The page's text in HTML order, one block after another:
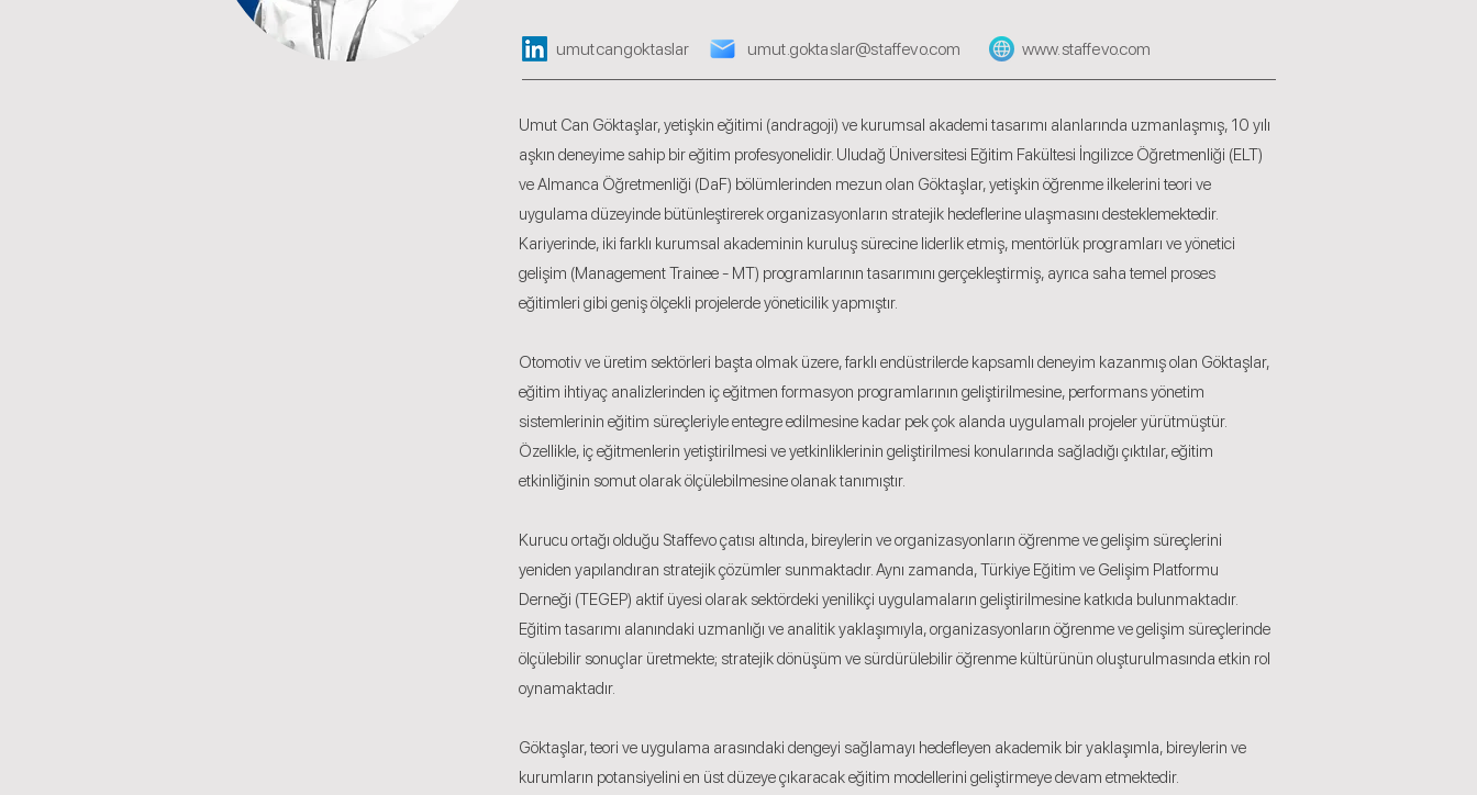
umutcangoktaslar umut.goktaslar@staffevo.com www.staffevo.com
Umut Can Göktaşlar, yetişkin eğitimi (andragoji) ve kurumsal akademi tasarımı alanlarında uzmanlaşmış, 10 yılı
aşkın deneyime sahip bir eğitim profesyonelidir. Uludağ Üniversitesi Eğitim Fakültesi İngilizce Öğretmenliği (ELT)
ve Almanca Öğretmenliği (DaF) bölümlerinden mezun olan Göktaşlar, yetişkin öğrenme ilkelerini teori ve
uygulama düzeyinde bütünleştirerek organizasyonların stratejik hedeflerine ulaşmasını desteklemektedir.
Kariyerinde, iki farklı kurumsal akademinin kuruluş sürecine liderlik etmiş, mentörlük programları ve yönetici
gelişim (Management Trainee - MT) programlarının tasarımını gerçekleştirmiş, ayrıca saha temel proses
eğitimleri gibi geniş ölçekli projelerde yöneticilik yapmıştır.
Otomotiv ve üretim sektörleri başta olmak üzere, farklı endüstrilerde kapsamlı deneyim kazanmış olan Göktaşlar,
eğitim ihtiyaç analizlerinden iç eğitmen formasyon programlarının geliştirilmesine, performans yönetim
sistemlerinin eğitim süreçleriyle entegre edilmesine kadar pek çok alanda uygulamalı projeler yürütmüştür.
Özellikle, iç eğitmenlerin yetiştirilmesi ve yetkinliklerinin geliştirilmesi konularında sağladığı çıktılar, eğitim
etkinliğinin somut olarak ölçülebilmesine olanak tanımıştır.
Kurucu ortağı olduğu Staffevo çatısı altında, bireylerin ve organizasyonların öğrenme ve gelişim süreçlerini
yeniden yapılandıran stratejik çözümler sunmaktadır. Aynı zamanda, Türkiye Eğitim ve Gelişim Platformu
Derneği (TEGEP) aktif üyesi olarak sektördeki yenilikçi uygulamaların geliştirilmesine katkıda bulunmaktadır.
Eğitim tasarımı alanındaki uzmanlığı ve analitik yaklaşımıyla, organizasyonların öğrenme ve gelişim süreçlerinde
ölçülebilir sonuçlar üretmekte; stratejik dönüşüm ve sürdürülebilir öğrenme kültürünün oluşturulmasında etkin rol
oynamaktadır.
Göktaşlar, teori ve uygulama arasındaki dengeyi sağlamayı hedefleyen akademik bir yaklaşımla, bireylerin ve
kurumların potansiyelini en üst düzeye çıkaracak eğitim modellerini geliştirmeye devam etmektedir.